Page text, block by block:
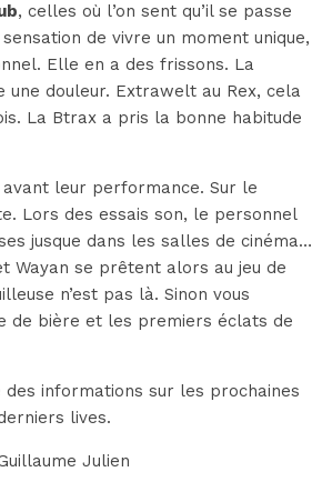
, celles où l’on sent qu’il se passe
de vivre un moment unique,
Elle en a des frissons. La
douleur. Extrawelt au Rex, cela
La Btrax a pris la bonne habitude
leur performance. Sur le
Lors des essais son, le personnel
jusque dans les salles de cinéma…
Wayan se prêtent alors au jeu de
n’est pas là. Sinon vous
de bière et les premiers éclats de
informations sur les prochaines
lives.
Julien